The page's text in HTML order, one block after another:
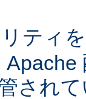
ティ
され